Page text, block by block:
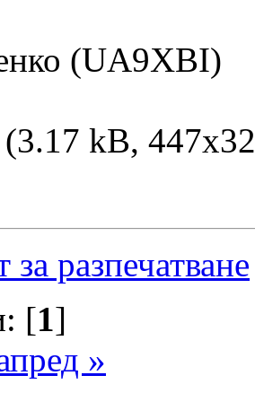
(UA9XBI)
(3.17 kB,
разпечатване
[1]
»